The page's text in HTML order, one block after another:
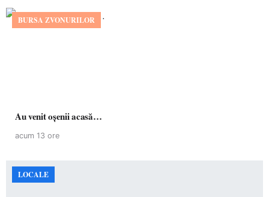
BURSA ZVONURILOR
Au venit oșenii acasă…
acum 13 ore
LOCALE